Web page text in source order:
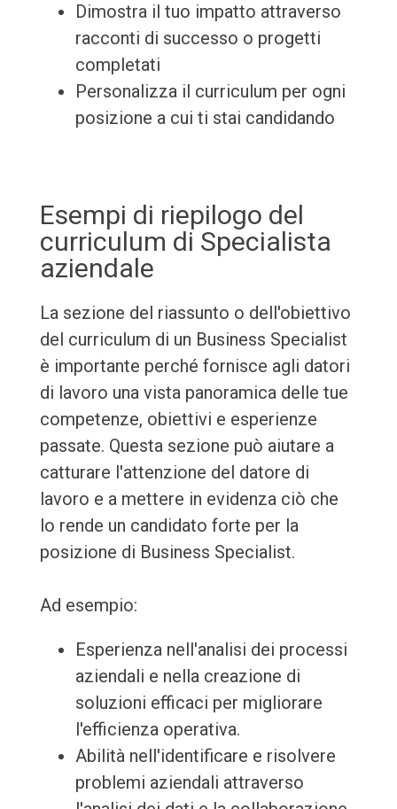
Dimostra il tuo impatto attraverso
racconti di successo o progetti
completati
Personalizza il curriculum per ogni
posizione a cui ti stai candidando
Esempi di riepilogo del
curriculum di Specialista
aziendale
La sezione del riassunto o dell'obiettivo
del curriculum di un Business Specialist
è importante perché fornisce agli datori
di lavoro una vista panoramica delle tue
competenze, obiettivi e esperienze
passate. Questa sezione può aiutare a
catturare l'attenzione del datore di
lavoro e a mettere in evidenza ciò che
lo rende un candidato forte per la
posizione di Business Specialist.
Ad esempio:
Esperienza nell'analisi dei processi
aziendali e nella creazione di
soluzioni efficaci per migliorare
l'efficienza operativa.
Abilità nell'identificare e risolvere
problemi aziendali attraverso